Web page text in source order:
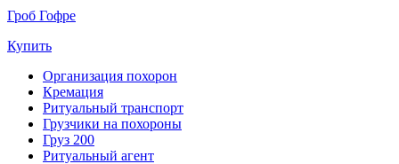
Гроб Гофре
Купить
Организация похорон
Кремация
Ритуальный транспорт
Грузчики на похороны
Груз 200
Ритуальный агент